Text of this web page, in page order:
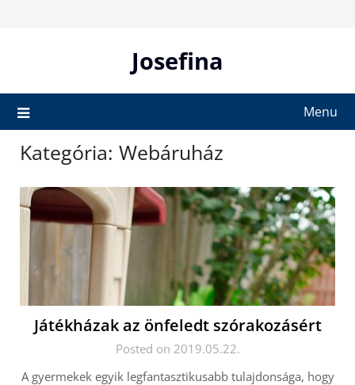
Josefina
Menu
Kategória: Webáruház
Játékházak az önfeledt szórakozásért
Posted on 2019.05.22.
A gyermekek egyik legfantasztikusabb tulajdonsága, hogy